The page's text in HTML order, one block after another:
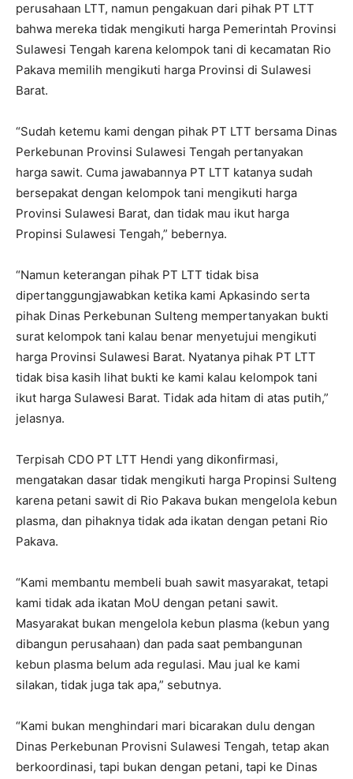
perusahaan LTT, namun pengakuan dari pihak PT LTT
bahwa mereka tidak mengikuti harga Pemerintah Provinsi
Sulawesi Tengah karena kelompok tani di kecamatan Rio
Pakava memilih mengikuti harga Provinsi di Sulawesi
Barat.
“Sudah ketemu kami dengan pihak PT LTT bersama Dinas
Perkebunan Provinsi Sulawesi Tengah pertanyakan
harga sawit. Cuma jawabannya PT LTT katanya sudah
bersepakat dengan kelompok tani mengikuti harga
Provinsi Sulawesi Barat, dan tidak mau ikut harga
Propinsi Sulawesi Tengah,” bebernya.
“Namun keterangan pihak PT LTT tidak bisa
dipertanggungjawabkan ketika kami Apkasindo serta
pihak Dinas Perkebunan Sulteng mempertanyakan bukti
surat kelompok tani kalau benar menyetujui mengikuti
harga Provinsi Sulawesi Barat. Nyatanya pihak PT LTT
tidak bisa kasih lihat bukti ke kami kalau kelompok tani
ikut harga Sulawesi Barat. Tidak ada hitam di atas putih,”
jelasnya.
Terpisah CDO PT LTT Hendi yang dikonfirmasi,
mengatakan dasar tidak mengikuti harga Propinsi Sulteng
karena petani sawit di Rio Pakava bukan mengelola kebun
plasma, dan pihaknya tidak ada ikatan dengan petani Rio
Pakava.
“Kami membantu membeli buah sawit masyarakat, tetapi
kami tidak ada ikatan MoU dengan petani sawit.
Masyarakat bukan mengelola kebun plasma (kebun yang
dibangun perusahaan) dan pada saat pembangunan
kebun plasma belum ada regulasi. Mau jual ke kami
silakan, tidak juga tak apa,” sebutnya.
“Kami bukan menghindari mari bicarakan dulu dengan
Dinas Perkebunan Provisni Sulawesi Tengah, tetap akan
berkoordinasi, tapi bukan dengan petani, tapi ke Dinas